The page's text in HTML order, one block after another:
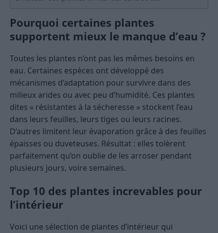
Pourquoi certaines plantes
supportent mieux le manque d’eau ?
Toutes les plantes n’ont pas les mêmes besoins en
eau. Certaines espèces ont développé des
mécanismes d’adaptation pour survivre dans des
milieux arides ou avec peu d’humidité. Ces plantes
dites « résistantes à la sécheresse » stockent l’eau
dans leurs feuilles, leurs tiges ou leurs racines.
D’autres limitent leur évaporation grâce à des feuilles
épaisses ou duveteuses. Résultat : elles tolèrent
parfaitement qu’on oublie de les arroser pendant
plusieurs jours, voire semaines.
Top 10 des plantes increvables pour
l’intérieur
Voici une sélection de plantes d’intérieur qui